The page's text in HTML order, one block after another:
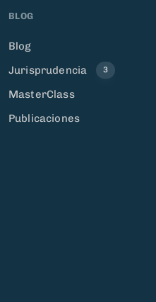
BLOG
Blog
Jurisprudencia
3
MasterClass
Publicaciones